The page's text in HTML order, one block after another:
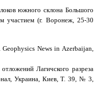
южного склона Большого
участием (г. Воронеж, 25-30
Geophysics News in Azerbaijan,
Лагичского разреза
Украина, Киев, Т. 39, № 3,